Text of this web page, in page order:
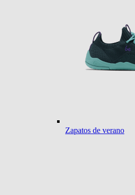
Zapatos de verano